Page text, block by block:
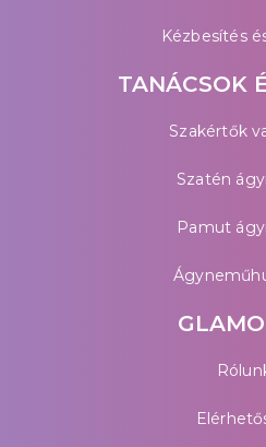
Kézbesítés
TANÁCSOK
Szakértők
Szatén
Pamut